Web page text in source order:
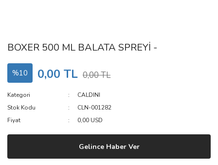
BOXER 500 ML BALATA SPREYİ -
%10 0,00 TL 0,00 TL
Kategori
CALDINI
Stok Kodu
CLN-001282
Fiyat
0,00 USD
Gelince Haber Ver